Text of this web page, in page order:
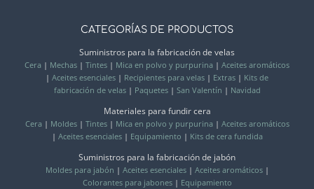
CATEGORÍAS DE PRODUCTOS
Suministros para la fabricación de velas
Cera | Mechas | Tintes | Mica en polvo y purpurina | Aceites aromáticos
| Aceites esenciales | Recipientes para velas | Extras | Kits de
fabricación de velas| Paquetes| San Valentín | Navidad
Materiales para fundir cera
Cera | Moldes| Tintes| Mica en polvo y purpurina | Aceites aromáticos
| Aceites esenciales| Equipamiento | Kits de cera fundida
Suministros para la fabricación de jabón
Moldes para jabón | Aceites esenciales| Aceites aromáticos|
Colorantes para jabones| Equipamiento